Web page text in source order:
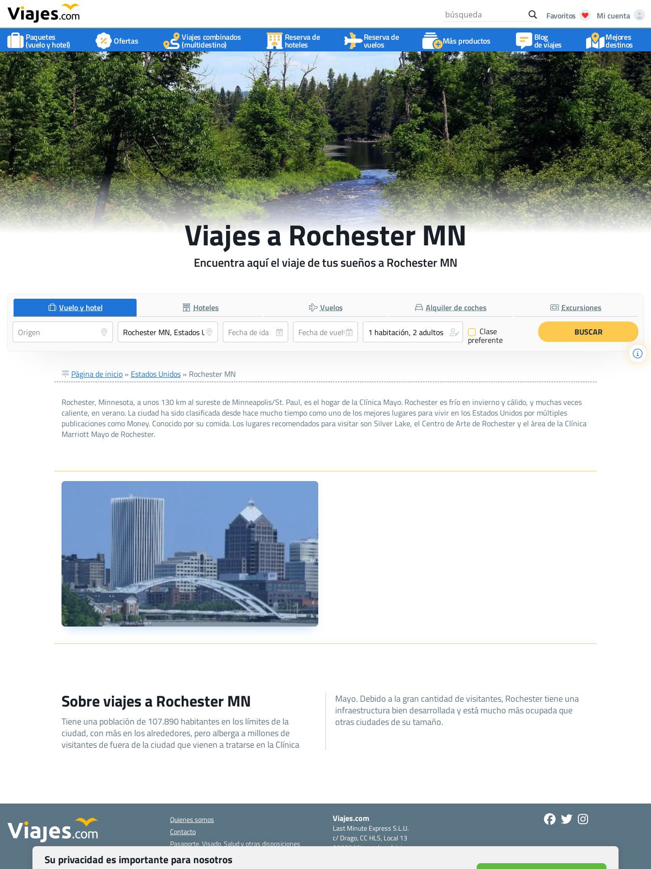
Favoritos
Mi cuenta
Paquetes
(vuelo y hotel) Ofertas Viajes combinados
(multidestino)
Reserva de
hoteles
Reserva de
vuelos Más productos Blog
de viajes
Mejores
destinos
Viajes a Rochester MN
Encuentra aquí el viaje de tus sueños a Rochester MN
Vuelo y hotel Hoteles Vuelos Alquiler de coches Excursiones
✔ Clase
preferente
Página de inicio » Estados Unidos » Rochester MN
Rochester, Minnesota, a unos 130 km al sureste de Minneapolis/St. Paul, es el hogar de la Clínica Mayo. Rochester es frío en invierno y cálido, y muchas veces
caliente, en verano. La ciudad ha sido clasificada desde hace mucho tiempo como uno de los mejores lugares para vivir en los Estados Unidos por múltiples
publicaciones como Money. Conocido por su comida. Los lugares recomendados para visitar son Silver Lake, el Centro de Arte de Rochester y el área de la Clínica
Marriott Mayo de Rochester.
Sobre viajes a Rochester MN
Tiene una población de 107.890 habitantes en los límites de la
ciudad, con más en los alrededores, pero alberga a millones de
visitantes de fuera de la ciudad que vienen a tratarse en la Clínica
Mayo. Debido a la gran cantidad de visitantes, Rochester tiene una
infraestructura bien desarrollada y está mucho más ocupada que
otras ciudades de su tamaño.
Quienes somos
Contacto
Pasaporte, Visado, Salud y otras disposiciones
Blog de Viajes.com
Viajes.com
Last Minute Express S.L.U.
c/ Drago, CC HLS, Local 13
38660 Miraverde – Adeje
Su privacidad es importante para nosotros